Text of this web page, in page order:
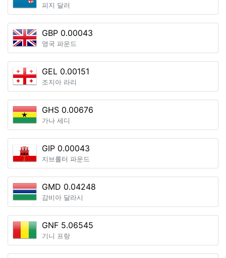
피지 달러
GBP 0.00043
영국 파운드
GEL 0.00151
조지아 라리
GHS 0.00676
가나 세디
GIP 0.00043
지브롤터 파운드
GMD 0.04248
감비아 달라시
GNF 5.06545
기니 프랑